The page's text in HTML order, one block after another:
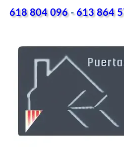
618 804 096-613 864